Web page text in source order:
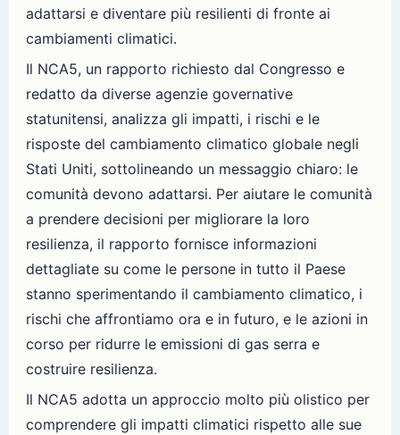
adattarsi e diventare più resilienti di fronte ai
cambiamenti climatici.
Il NCA5, un rapporto richiesto dal Congresso e
redatto da diverse agenzie governative
statunitensi, analizza gli impatti, i rischi e le
risposte del cambiamento climatico globale negli
Stati Uniti, sottolineando un messaggio chiaro: le
comunità devono adattarsi. Per aiutare le comunità
a prendere decisioni per migliorare la loro
resilienza, il rapporto fornisce informazioni
dettagliate su come le persone in tutto il Paese
stanno sperimentando il cambiamento climatico, i
rischi che affrontiamo ora e in futuro, e le azioni in
corso per ridurre le emissioni di gas serra e
costruire resilienza.
Il NCA5 adotta un approccio molto più olistico per
comprendere gli impatti climatici rispetto alle sue